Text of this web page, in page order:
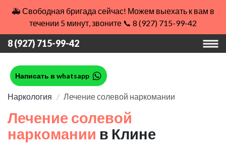
🚑 Свободная бригада сейчас! Можем выехать к вам в
течении 5 минут, звоните 📞 8 (927) 715-99-42
8 (927) 715-99-42
Написать в whatsapp
Наркология Лечение солевой наркомании
Лечение солевой
наркомании в Клине